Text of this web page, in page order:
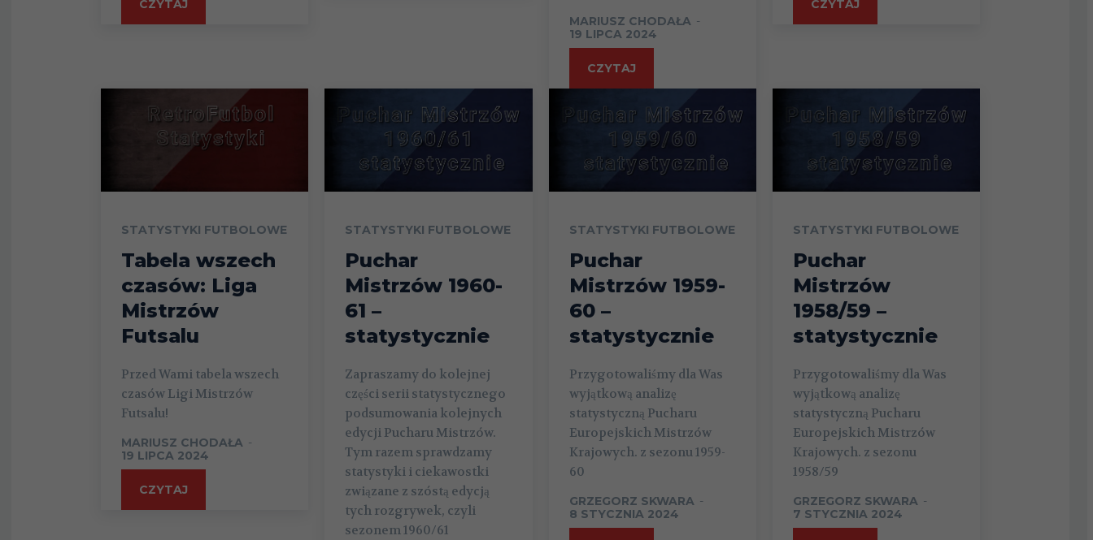
CZYTAJ
MARIUSZ CHODAŁA -
19 LIPCA 2024
CZYTAJ
CZYTAJ
STATYSTYKI FUTBOLOWE
Tabela wszech
czasów: Liga
Mistrzów
Futsalu
Przed Wami tabela wszech
czasów Ligi Mistrzów
Futsalu!
MARIUSZ CHODAŁA -
19 LIPCA 2024
CZYTAJ
STATYSTYKI FUTBOLOWE
Puchar
Mistrzów 1960-
61 –
statystycznie
Zapraszamy do kolejnej
części serii statystycznego
podsumowania kolejnych
edycji Pucharu Mistrzów.
Tym razem sprawdzamy
statystyki i ciekawostki
związane z szóstą edycją
tych rozgrywek, czyli
sezonem 1960/61
STATYSTYKI FUTBOLOWE
Puchar
Mistrzów 1959-
60 –
statystycznie
Przygotowaliśmy dla Was
wyjątkową analizę
statystyczną Pucharu
Europejskich Mistrzów
Krajowych. z sezonu 1959-
60
GRZEGORZ SKWARA -
8 STYCZNIA 2024
STATYSTYKI FUTBOLOWE
Puchar
Mistrzów
1958/59 –
statystycznie
Przygotowaliśmy dla Was
wyjątkową analizę
statystyczną Pucharu
Europejskich Mistrzów
Krajowych. z sezonu
1958/59
GRZEGORZ SKWARA -
7 STYCZNIA 2024